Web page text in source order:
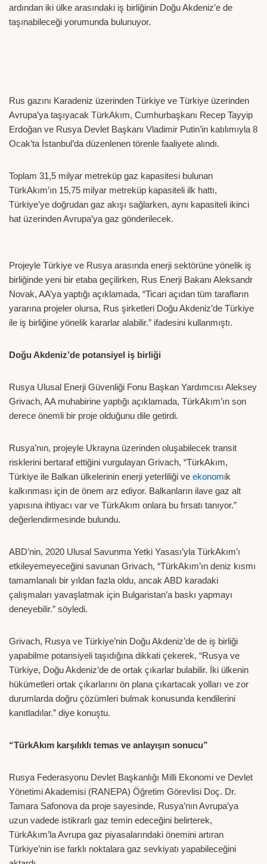
ardından iki ülke arasındaki iş birliğinin Doğu Akdeniz’e de
taşınabileceği yorumunda bulunuyor.
Rus gazını Karadeniz üzerinden Türkiye ve Türkiye üzerinden
Avrupa’ya taşıyacak TürkAkım, Cumhurbaşkanı Recep Tayyip
Erdoğan ve Rusya Devlet Başkanı Vladimir Putin’in katılımıyla 8
Ocak’ta İstanbul’da düzenlenen törenle faaliyete alındı.
Toplam 31,5 milyar metreküp gaz kapasitesi bulunan
TürkAkım’ın 15,75 milyar metreküp kapasiteli ilk hattı,
Türkiye’ye doğrudan gaz akışı sağlarken, aynı kapasiteli ikinci
hat üzerinden Avrupa’ya gaz gönderilecek.
Projeyle Türkiye ve Rusya arasında enerji sektörüne yönelik iş
birliğinde yeni bir etaba geçilirken, Rus Enerji Bakanı Aleksandr
Novak, AA’ya yaptığı açıklamada, “Ticari açıdan tüm tarafların
yararına projeler olursa, Rus şirketleri Doğu Akdeniz’de Türkiye
ile iş birliğine yönelik kararlar alabilir.” ifadesini kullanmıştı.
Doğu Akdeniz’de potansiyel iş birliği
Rusya Ulusal Enerji Güvenliği Fonu Başkan Yardımcısı Aleksey
Grivach, AA muhabirine yaptığı açıklamada, TürkAkım’ın son
derece önemli bir proje olduğunu dile getirdi.
Rusya’nın, projeyle Ukrayna üzerinden oluşabilecek transit
risklerini bertaraf ettiğini vurgulayan Grivach, “TürkAkım,
Türkiye ile Balkan ülkelerinin enerji yeterliliği ve ekonomik
kalkınması için de önem arz ediyor. Balkanların ilave gaz alt
yapısına ihtiyacı var ve TürkAkım onlara bu fırsatı tanıyor.”
değerlendirmesinde bulundu.
ABD’nin, 2020 Ulusal Savunma Yetki Yasası’yla TürkAkım’ı
etkileyemeyeceğini savunan Grivach, “TürkAkım’ın deniz kısmı
tamamlanalı bir yıldan fazla oldu, ancak ABD karadaki
çalışmaları yavaşlatmak için Bulgaristan’a baskı yapmayı
deneyebilir.” söyledi.
Grivach, Rusya ve Türkiye’nin Doğu Akdeniz’de de iş birliği
yapabilme potansiyeli taşıdığına dikkati çekerek, “Rusya ve
Türkiye, Doğu Akdeniz’de de ortak çıkarlar bulabilir. İki ülkenin
hükümetleri ortak çıkarlarını ön plana çıkartacak yolları ve zor
durumlarda doğru çözümleri bulmak konusunda kendilerini
kanıtladılar.” diye konuştu.
“TürkAkım karşılıklı temas ve anlayışın sonucu”
Rusya Federasyonu Devlet Başkanlığı Milli Ekonomi ve Devlet
Yönetimi Akademisi (RANEPA) Öğretim Görevlisi Doç. Dr.
Tamara Safonova da proje sayesinde, Rusya’nın Avrupa’ya
uzun vadede istikrarlı gaz temin edeceğini belirterek,
TürkAkım’la Avrupa gaz piyasalarındaki önemini artıran
Türkiye’nin ise farklı noktalara gaz sevkiyatı yapabileceğini